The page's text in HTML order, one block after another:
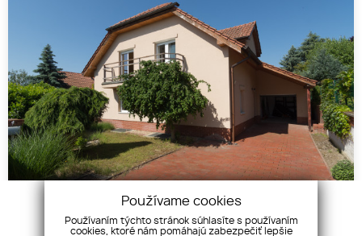
Veľký RD v peknej lokalite - Limbach
Používame cookies
Používaním týchto stránok súhlasíte s používaním
cookies, ktoré nám pomáhajú zabezpečiť lepšie